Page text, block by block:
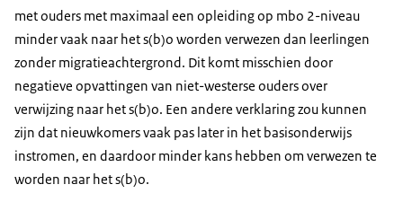
met ouders met maximaal een opleiding op mbo 2-niveau
minder vaak naar het s(b)o worden verwezen dan leerlingen
zonder migratieachtergrond. Dit komt misschien door
negatieve opvattingen van niet-westerse ouders over
verwijzing naar het s(b)o. Een andere verklaring zou kunnen
zijn dat nieuwkomers vaak pas later in het basisonderwijs
instromen, en daardoor minder kans hebben om verwezen te
worden naar het s(b)o.